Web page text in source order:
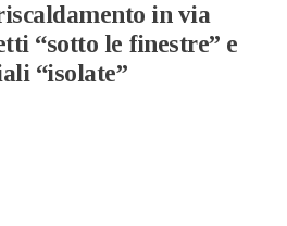
in via
“sotto le finestre” e
“isolate”